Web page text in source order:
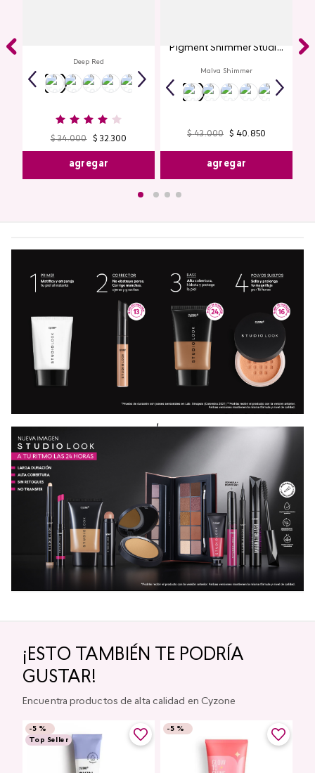
Deep Red
$ 34.000 $ 32.300
agregar
Pigment Shimmer Studio
Malva Shimmer
$ 43.000 $ 40. 850
agregar
,
¡ESTO TAMBIÉN TE PODRÍA
GUSTAR!
Encuentra productos de alta calidad en Cyzone
-5 %
Top Seller
-5 %